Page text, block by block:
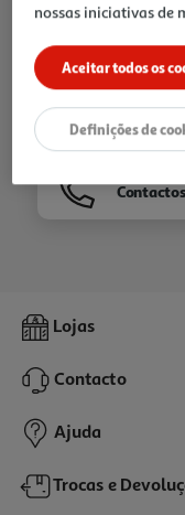
Ir para
Lojas
Contacto
Ajuda
Trocas e
nossas iniciativas de
Aceitar todos os
Definições de